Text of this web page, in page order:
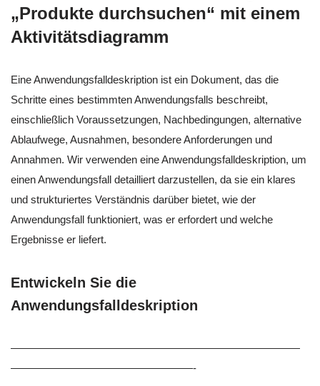
„Produkte durchsuchen“ mit einem
Aktivitätsdiagramm
Eine Anwendungsfalldeskription ist ein Dokument, das die
Schritte eines bestimmten Anwendungsfalls beschreibt,
einschließlich Voraussetzungen, Nachbedingungen, alternative
Ablaufwege, Ausnahmen, besondere Anforderungen und
Annahmen. Wir verwenden eine Anwendungsfalldeskription, um
einen Anwendungsfall detailliert darzustellen, da sie ein klares
und strukturiertes Verständnis darüber bietet, wie der
Anwendungsfall funktioniert, was er erfordert und welche
Ergebnisse er liefert.
Entwickeln Sie die
Anwendungsfalldeskription
———————————————————————————
—————————————————-